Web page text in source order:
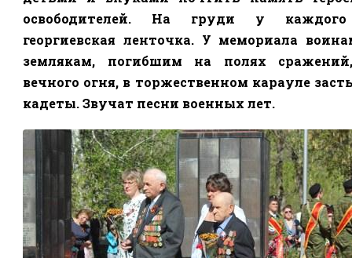
освободителей. На груди у
георгиевская ленточка. У мемориала
землякам, погибшим на полях
вечного огня, в торжественном карауле
кадеты. Звучат песни военных лет.